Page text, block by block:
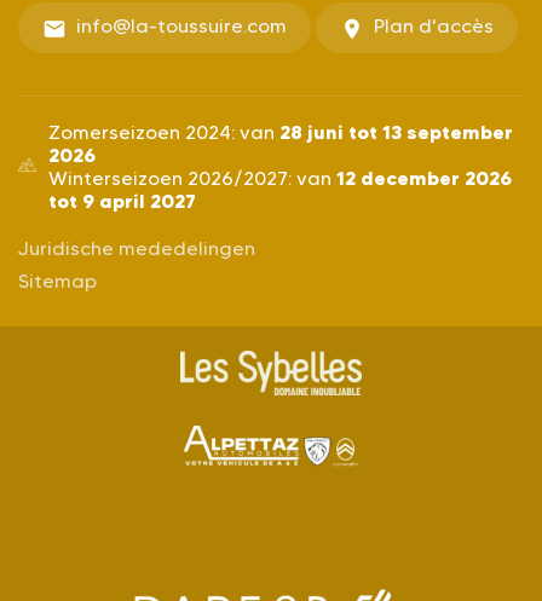
info@la-toussuire.com Plan d'accès
Zomerseizoen 2024: van 28 juni tot 13 september
2026
Winterseizoen 2026/2027: van 12 december 2026
tot 9 april 2027
Juridische mededelingen
Sitemap